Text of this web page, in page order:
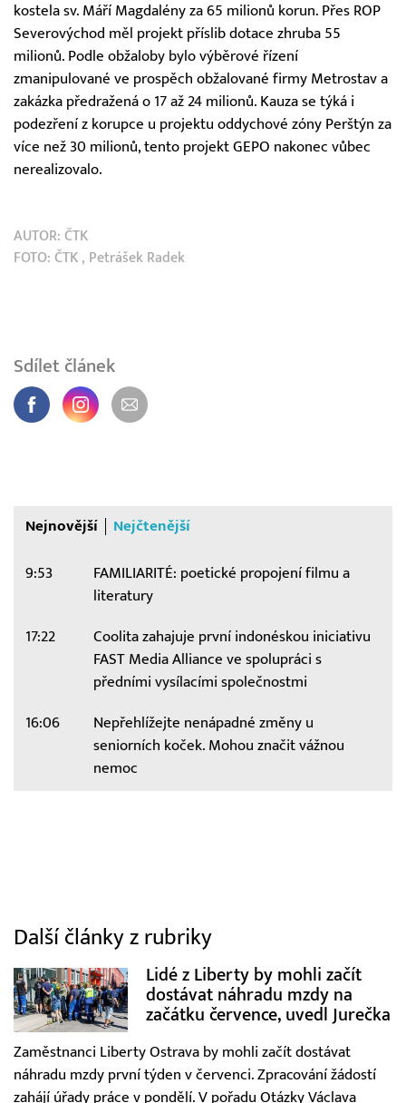
kostela sv. Máří Magdalény za 65 milionů korun. Přes ROP
Severovýchod měl projekt příslib dotace zhruba 55
milionů. Podle obžaloby bylo výběrové řízení
zmanipulované ve prospěch obžalované firmy Metrostav a
zakázka předražená o 17 až 24 milionů. Kauza se týká i
podezření z korupce u projektu oddychové zóny Perštýn za
více než 30 milionů, tento projekt GEPO nakonec vůbec
nerealizovalo.
AUTOR: ČTK
FOTO: ČTK , Petrášek Radek
Sdílet článek
Nejnovější Nejčtenější
9:53
FAMILIARITÉ: poetické propojení filmu a
literatury
17:22
Coolita zahajuje první indonéskou iniciativu
FAST Media Alliance ve spolupráci s
předními vysílacími společnostmi
16:06
Nepřehlížejte nenápadné změny u
seniorních koček. Mohou značit vážnou
nemoc
Další články z rubriky
Lidé z Liberty by mohli začít
dostávat náhradu mzdy na
začátku července, uvedl Jurečka
Zaměstnanci Liberty Ostrava by mohli začít dostávat
náhradu mzdy první týden v červenci. Zpracování žádostí
zahájí úřady práce v pondělí. V pořadu Otázky Václava